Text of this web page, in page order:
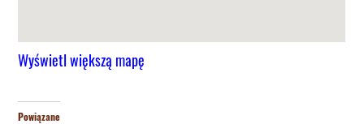
Wyświetl większą mapę
Powiązane